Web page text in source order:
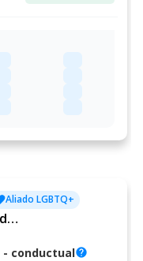
Aliado LGBTQ+
Karen Leticia Rodríguez Vázquez
- conductualhelp